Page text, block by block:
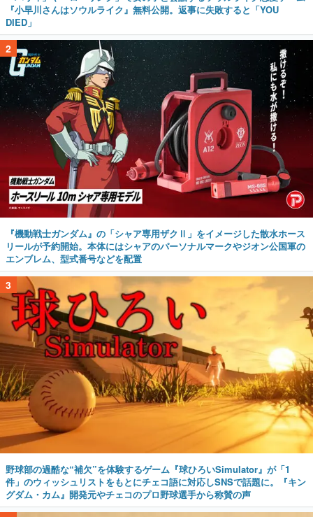
『小早川さんはソウルライク』無料公開。返事に失敗すると「YOU
DIED」
2
『機動戦士ガンダム』の「シャア専用ザクⅡ」をイメージした散水ホース
リールが予約開始。本体にはシャアのパーソナルマークやジオン公国軍の
エンブレム、型式番号などを配置
3
野球部の過酷な“補欠”を体験するゲーム『球ひろいSimulator』が「1
件」のウィッシュリストをもとにチェコ語に対応しSNSで話題に。『キン
グダム・カム』開発元やチェコのプロ野球選手から称賛の声